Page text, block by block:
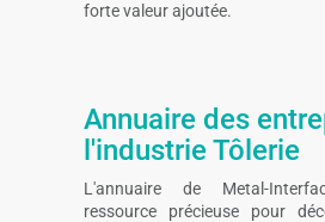
forte valeur ajoutée.
Annuaire des
l'industrie Tôlerie
L'annuaire de Metal-
ressource précieuse pour